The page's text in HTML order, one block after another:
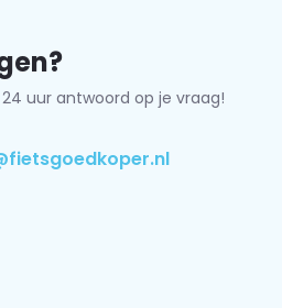
uur antwoord op je vraag!